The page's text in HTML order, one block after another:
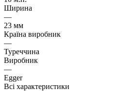
Ширина
—
23 мм
Країна виробник
—
Туреччина
Виробник
—
Egger
Всі характеристики